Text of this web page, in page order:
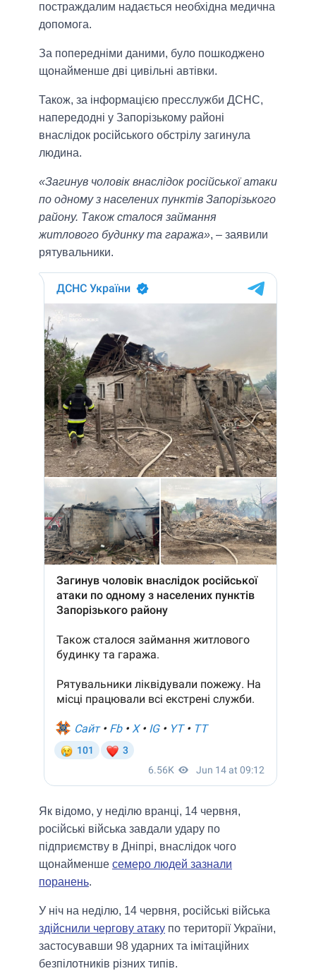
постраждалим надається необхідна медична
допомога.
За попередніми даними, було пошкоджено
щонайменше дві цивільні автівки.
Також, за інформацією пресслужби ДСНС,
напередодні у Запорізькому районі
внаслідок російського обстрілу загинула
людина.
«Загинув чоловік внаслідок російської атаки
по одному з населених пунктів Запорізького
району. Також сталося займання
житлового будинку та гаража», – заявили
рятувальники.
Як відомо, у неділю вранці, 14 червня,
російські війська завдали удару по
підприємству в Дніпрі, внаслідок чого
щонайменше семеро людей зазнали
поранень.
У ніч на неділю, 14 червня, російські війська
здійснили чергову атаку по території України,
застосувавши 98 ударних та імітаційних
безпілотників різних типів.